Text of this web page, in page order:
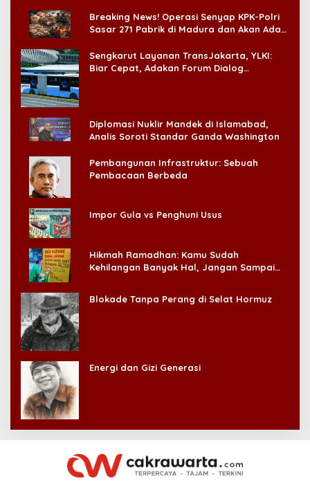
Breaking News! Operasi Senyap KPK-Polri
Sasar 271 Pabrik di Madura dan Akan Ada
Sengkarut Layanan TransJakarta, YLKI:
Biar Cepat, Adakan Forum Dialog
Diplomasi Nuklir Mandek di Islamabad,
Analis Soroti Standar Ganda Washington
Pembangunan Infrastruktur: Sebuah
Pembacaan Berbeda
Impor Gula vs Penghuni Usus
Hikmah Ramadhan: Kamu Sudah
Kehilangan Banyak Hal, Jangan Sampai
Blokade Tanpa Perang di Selat Hormuz
Energi dan Gizi Generasi